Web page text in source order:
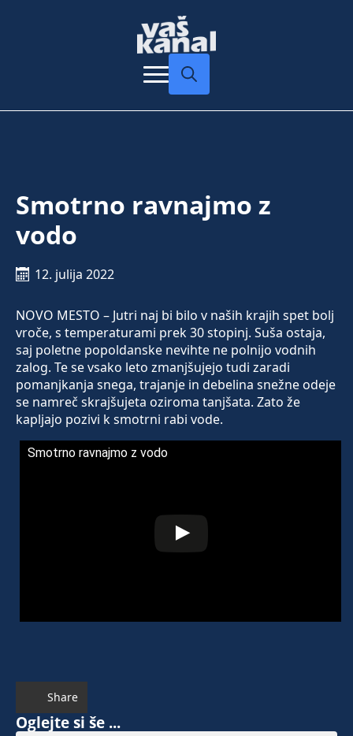
Smotrno ravnajmo z
vodo
12. julija 2022
NOVO MESTO – Jutri naj bi bilo v naših krajih spet bolj
vroče, s temperaturami prek 30 stopinj. Suša ostaja,
saj poletne popoldanske nevihte ne polnijo vodnih
zalog. Te se vsako leto zmanjšujejo tudi zaradi
pomanjkanja snega, trajanje in debelina snežne odeje
se namreč skrajšujeta oziroma tanjšata. Zato že
kapljajo pozivi k smotrni rabi vode.
Smotrno ravnajmo z vodo
Share
Oglejte si še ...